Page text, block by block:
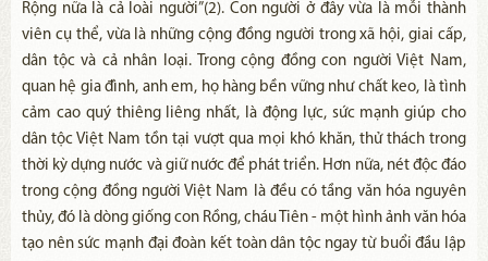
Rộng nữa là cả loài người”(2). Con người ở đây vừa là mỗi thành
viên cụ thể, vừa là những cộng đồng người trong xã hội, giai cấp,
dân tộc và cả nhân loại. Trong cộng đồng con người Việt Nam,
quan hệ gia đình, anh em, họ hàng bền vững như chất keo, là tình
cảm cao quý thiêng liêng nhất, là động lực, sức mạnh giúp cho
dân tộc Việt Nam tồn tại vượt qua mọi khó khăn, thử thách trong
thời kỳ dựng nước và giữ nước để phát triển. Hơn nữa, nét độc đáo
trong cộng đồng người Việt Nam là đều có tầng văn hóa nguyên
thủy, đó là dòng giống con Rồng, cháu Tiên - một hình ảnh văn hóa
tạo nên sức mạnh đại đoàn kết toàn dân tộc ngay từ buổi đầu lập